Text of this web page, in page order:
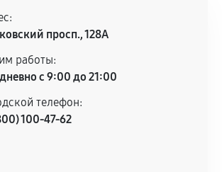
эксплуатации в течение
срока.
комплектующей заявленным
характеристикам.
для подтверждения
просп., 128А
работы:
с 9:00 до 21:00
телефон:
100-47-62